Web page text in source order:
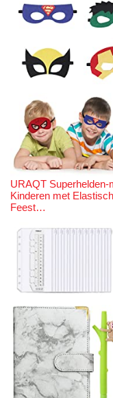
URAQT
Kinderen met
Feest…